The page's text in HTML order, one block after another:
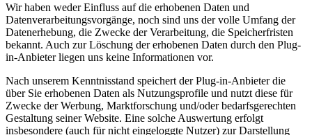
Wir haben weder Einfluss auf die erhobenen Daten und
Datenverarbeitungsvorgänge, noch sind uns der volle Umfang der
Datenerhebung, die Zwecke der Verarbeitung, die Speicherfristen
bekannt. Auch zur Löschung der erhobenen Daten durch den Plug-
in-Anbieter liegen uns keine Informationen vor.
Nach unserem Kenntnisstand speichert der Plug-in-Anbieter die
über Sie erhobenen Daten als Nutzungsprofile und nutzt diese für
Zwecke der Werbung, Marktforschung und/oder bedarfsgerechten
Gestaltung seiner Website. Eine solche Auswertung erfolgt
insbesondere (auch für nicht eingeloggte Nutzer) zur Darstellung